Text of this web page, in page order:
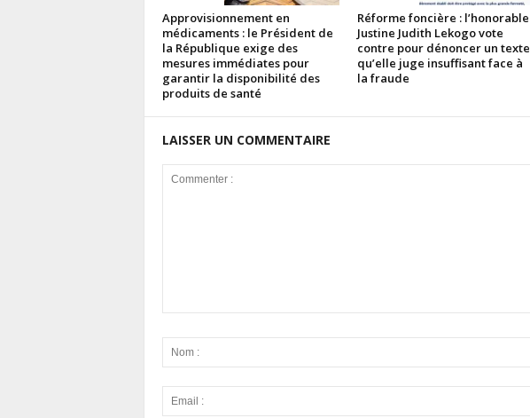
Approvisionnement en
médicaments : le Président de
la République exige des
mesures immédiates pour
garantir la disponibilité des
produits de santé
Réforme foncière : l’honorable
Justine Judith Lekogo vote
contre pour dénoncer un texte
qu’elle juge insuffisant face à
la fraude
LAISSER UN COMMENTAIRE